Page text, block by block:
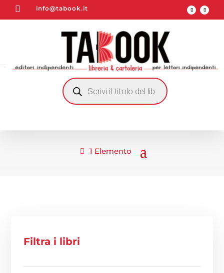
 info@tabook.it
RICERCA
PRODOTTI
1 Elemento
Filtra i libri